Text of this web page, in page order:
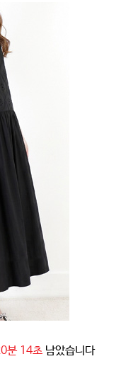
분 11초 남았습니다